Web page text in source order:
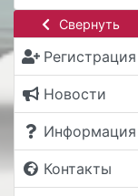
Свернуть
Регистрация
Новости
Информация
Контакты